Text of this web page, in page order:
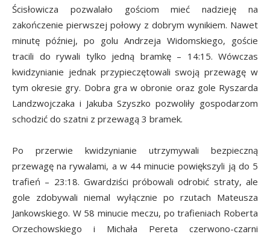
Ścisłowicza pozwalało gościom mieć nadzieję na
zakończenie pierwszej połowy z dobrym wynikiem. Nawet
minutę później, po golu Andrzeja Widomskiego, goście
tracili do rywali tylko jedną bramkę – 14:15. Wówczas
kwidzynianie jednak przypieczętowali swoją przewagę w
tym okresie gry. Dobra gra w obronie oraz gole Ryszarda
Landzwojczaka i Jakuba Szyszko pozwoliły gospodarzom
schodzić do szatni z przewagą 3 bramek.
Po przerwie kwidzynianie utrzymywali bezpieczną
przewagę na rywalami, a w 44 minucie powiększyli ją do 5
trafień – 23:18. Gwardziści próbowali odrobić straty, ale
gole zdobywali niemal wyłącznie po rzutach Mateusza
Jankowskiego. W 58 minucie meczu, po trafieniach Roberta
Orzechowskiego i Michała Pereta czerwono-czarni